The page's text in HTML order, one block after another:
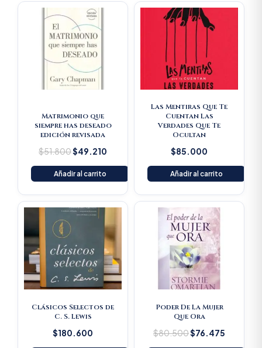
Matrimonio que
siempre has deseado
edición revisada
$51.800
Original
price
was:
$51.800.
$49.210
Current
Añadir al carrito
Las Mentiras Que Te
Cuentan Las
Verdades Que Te
Ocultan
$85.000
Añadir al carrito
Clásicos Selectos de
C. S. Lewis
$180.600
Poder De La Mujer
Que Ora
$80.500
Original
price
was:
$80.500.
$76.475
Current